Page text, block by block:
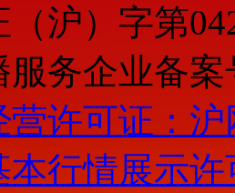
沪）字第
务企业备案
营许可证：
本行情展示许